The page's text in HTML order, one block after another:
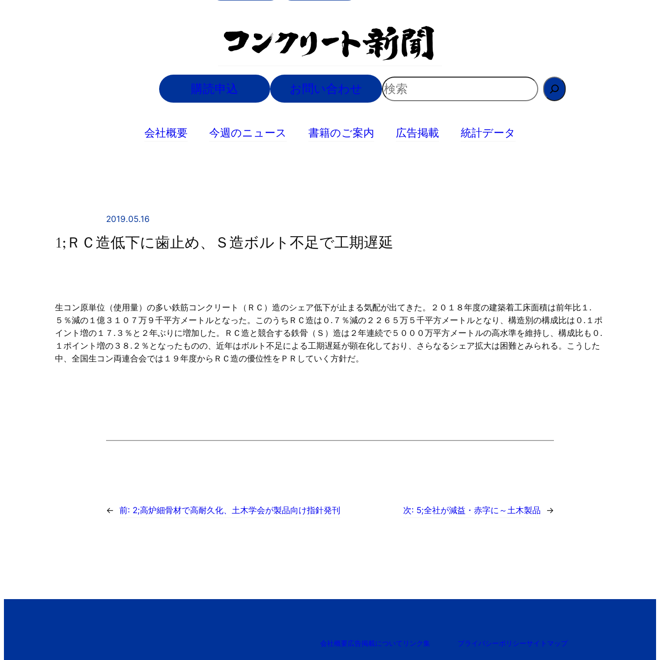
購読申込 お問い合わせ
検
索
会社概要 今週のニュース 書籍のご案内 広告掲載 統計データ
2019.05.16
1;ＲＣ造低下に歯止め、Ｓ造ボルト不足で工期遅延
生コン原単位（使用量）の多い鉄筋コンクリート（ＲＣ）造のシェア低下が止まる気配が出てきた。２０１８年度の建築着工床面積は前年比１.
５％減の１億３１０７万９千平方メートルとなった。このうちＲＣ造は０.７％減の２２６５万５千平方メートルとなり、構造別の構成比は０.１ポ
イント増の１７.３％と２年ぶりに増加した。ＲＣ造と競合する鉄骨（Ｓ）造は２年連続で５０００万平方メートルの高水準を維持し、構成比も０.
１ポイント増の３８.２％となったものの、近年はボルト不足による工期遅延が顕在化しており、さらなるシェア拡大は困難とみられる。こうした
中、全国生コン両連合会では１９年度からＲＣ造の優位性をＰＲしていく方針だ。
← 前: 2;高炉細骨材で高耐久化、土木学会が製品向け指針発刊 次: 5;全社が減益・赤字に～土木製品 →
会社概要広告掲載について リンク集 プライバシーポリシーサイトマップ